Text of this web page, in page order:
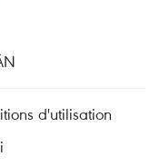
d'utilisation